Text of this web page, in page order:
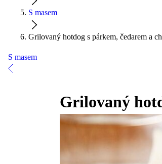
S masem
Grilovaný hotdog s párkem, čedarem a
S masem
Grilovaný